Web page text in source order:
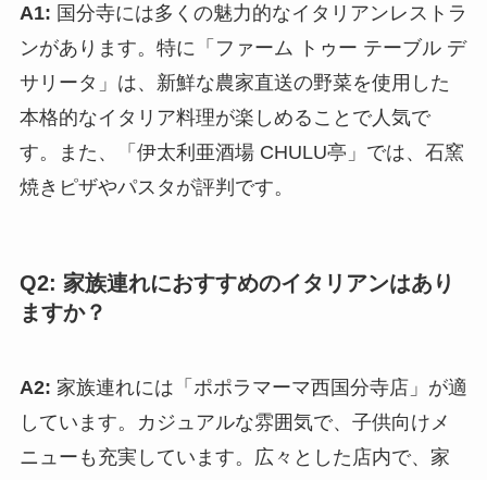
A1: 国分寺には多くの魅力的なイタリアンレストラ
ンがあります。特に「ファーム トゥー テーブル デ
サリータ」は、新鮮な農家直送の野菜を使用した
本格的なイタリア料理が楽しめることで人気で
す。また、「伊太利亜酒場 CHULU亭」では、石窯
焼きピザやパスタが評判です。
Q2: 家族連れにおすすめのイタリアンはあり
ますか？
A2: 家族連れには「ポポラマーマ西国分寺店」が適
しています。カジュアルな雰囲気で、子供向けメ
ニューも充実しています。広々とした店内で、家